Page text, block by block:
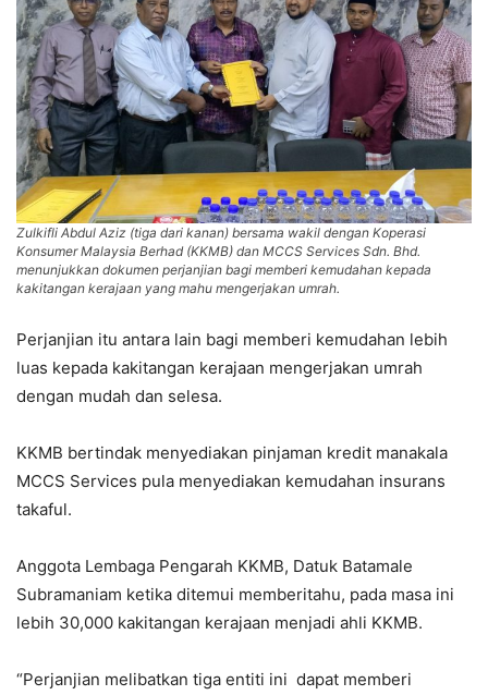
Zulkifli Abdul Aziz (tiga dari kanan) bersama wakil dengan Koperasi
Konsumer Malaysia Berhad (KKMB) dan MCCS Services Sdn. Bhd.
menunjukkan dokumen perjanjian bagi memberi kemudahan kepada
kakitangan kerajaan yang mahu mengerjakan umrah.
Perjanjian itu antara lain bagi memberi kemudahan lebih
luas kepada kakitangan kerajaan mengerjakan umrah
dengan mudah dan selesa.
KKMB bertindak menyediakan pinjaman kredit manakala
MCCS Services pula menyediakan kemudahan insurans
takaful.
Anggota Lembaga Pengarah KKMB, Datuk Batamale
Subramaniam ketika ditemui memberitahu, pada masa ini
lebih 30,000 kakitangan kerajaan menjadi ahli KKMB.
“Perjanjian melibatkan tiga entiti ini dapat memberi